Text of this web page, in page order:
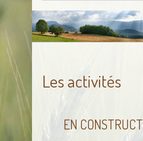
Les activités
EN